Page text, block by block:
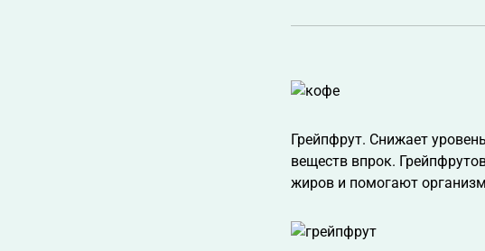
Грейпфрут. Снижает
веществ впрок.
жиров и помогают